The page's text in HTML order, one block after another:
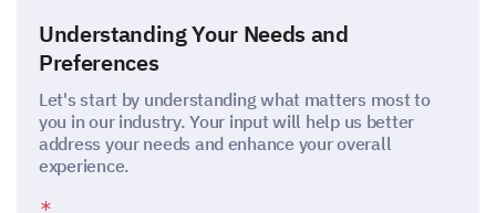
Understanding Your Needs and
Preferences
Let's start by understanding what matters most to
you in our industry. Your input will help us better
address your needs and enhance your overall
experience.